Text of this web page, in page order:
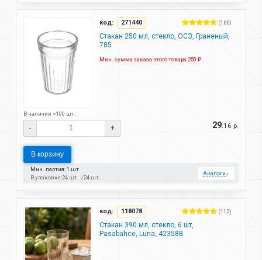
код: 271440 (166)
Стакан 250 мл, стекло, ОСЗ, Граненый,
785
Мин. сумма заказа этого товара 250 ₽.
В наличии >100 шт.
- + 29.16 р.
В корзину
Мин. партия: 1 шт.
В упаковке:24 шт. 24 шт.
Аналоги↓
код: 118078 (112)
Стакан 390 мл, стекло, 6 шт,
Pasabahce, Luna, 42358B